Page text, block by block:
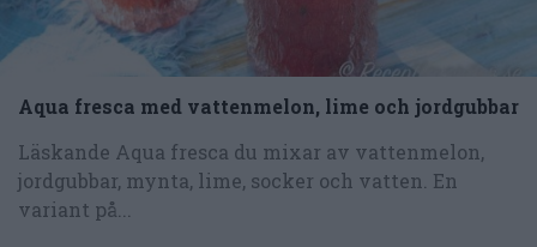
Aqua fresca med vattenmelon, lime och jordgubbar
Läskande Aqua fresca du mixar av vattenmelon,
jordgubbar, mynta, lime, socker och vatten. En
variant på...